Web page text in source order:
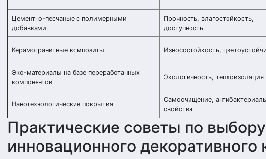
Цементно-песчаные с полимерными
добавками
Прочность, влагостойкость,
доступность
Керамогранитные композиты Износостойкость,
Эко-материалы на базе переработанных
компонентов
Экологичность, теплоизоляция
Нанотехнологические покрытия
Самоочищение,
свойства
Практические советы по
инновационного декоративного